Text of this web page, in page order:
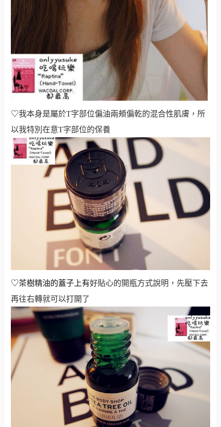
♡我本身是屬於T字部位偏油兩頰偏乾的混合性肌膚，所
以我特別在意T字部位的保養
♡茶樹精油的蓋子上有好貼心的開瓶方式說明，先壓下去
再往右轉就可以打開了